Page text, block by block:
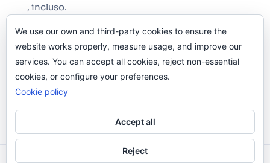
, incluso.
Y si una persona no puede tener teléfono, que
le quiten el teléfono.
We use our own and third-party cookies to ensure the
website works properly, measure usage, and improve our
services. You can accept all cookies, reject non-essential
cookies, or configure your preferences.
Cookie policy
Accept all
Reject